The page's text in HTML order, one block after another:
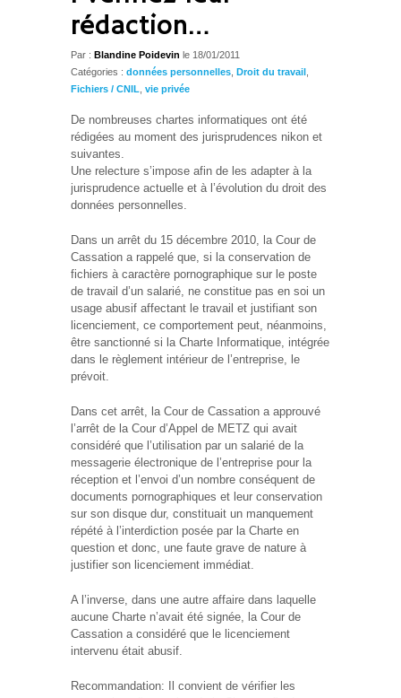
rédaction…
Par : Blandine Poidevin le 18/01/2011
Catégories : données personnelles Droit du travail
Fichiers / CNIL vie privée
De nombreuses chartes informatiques ont été
rédigées au moment des jurisprudences nikon et
suivantes.
Une relecture s’impose afin de les adapter à la
jurisprudence actuelle et à l’évolution du droit des
données personnelles.
Dans un arrêt du 15 décembre 2010, la Cour de
Cassation a rappelé que, si la conservation de
fichiers à caractère pornographique sur le poste
de travail d’un salarié, ne constitue pas en soi un
usage abusif affectant le travail et justifiant son
licenciement, ce comportement peut, néanmoins,
être sanctionné si la Charte Informatique, intégrée
dans le règlement intérieur de l’entreprise, le
prévoit.
Dans cet arrêt, la Cour de Cassation a approuvé
l’arrêt de la Cour d’Appel de METZ qui avait
considéré que l’utilisation par un salarié de la
messagerie électronique de l’entreprise pour la
réception et l’envoi d’un nombre conséquent de
documents pornographiques et leur conservation
sur son disque dur, constituait un manquement
répété à l’interdiction posée par la Charte en
question et donc, une faute grave de nature à
justifier son licenciement immédiat.
A l’inverse, dans une autre affaire dans laquelle
aucune Charte n’avait été signée, la Cour de
Cassation a considéré que le licenciement
intervenu était abusif.
Recommandation: Il convient de vérifier les